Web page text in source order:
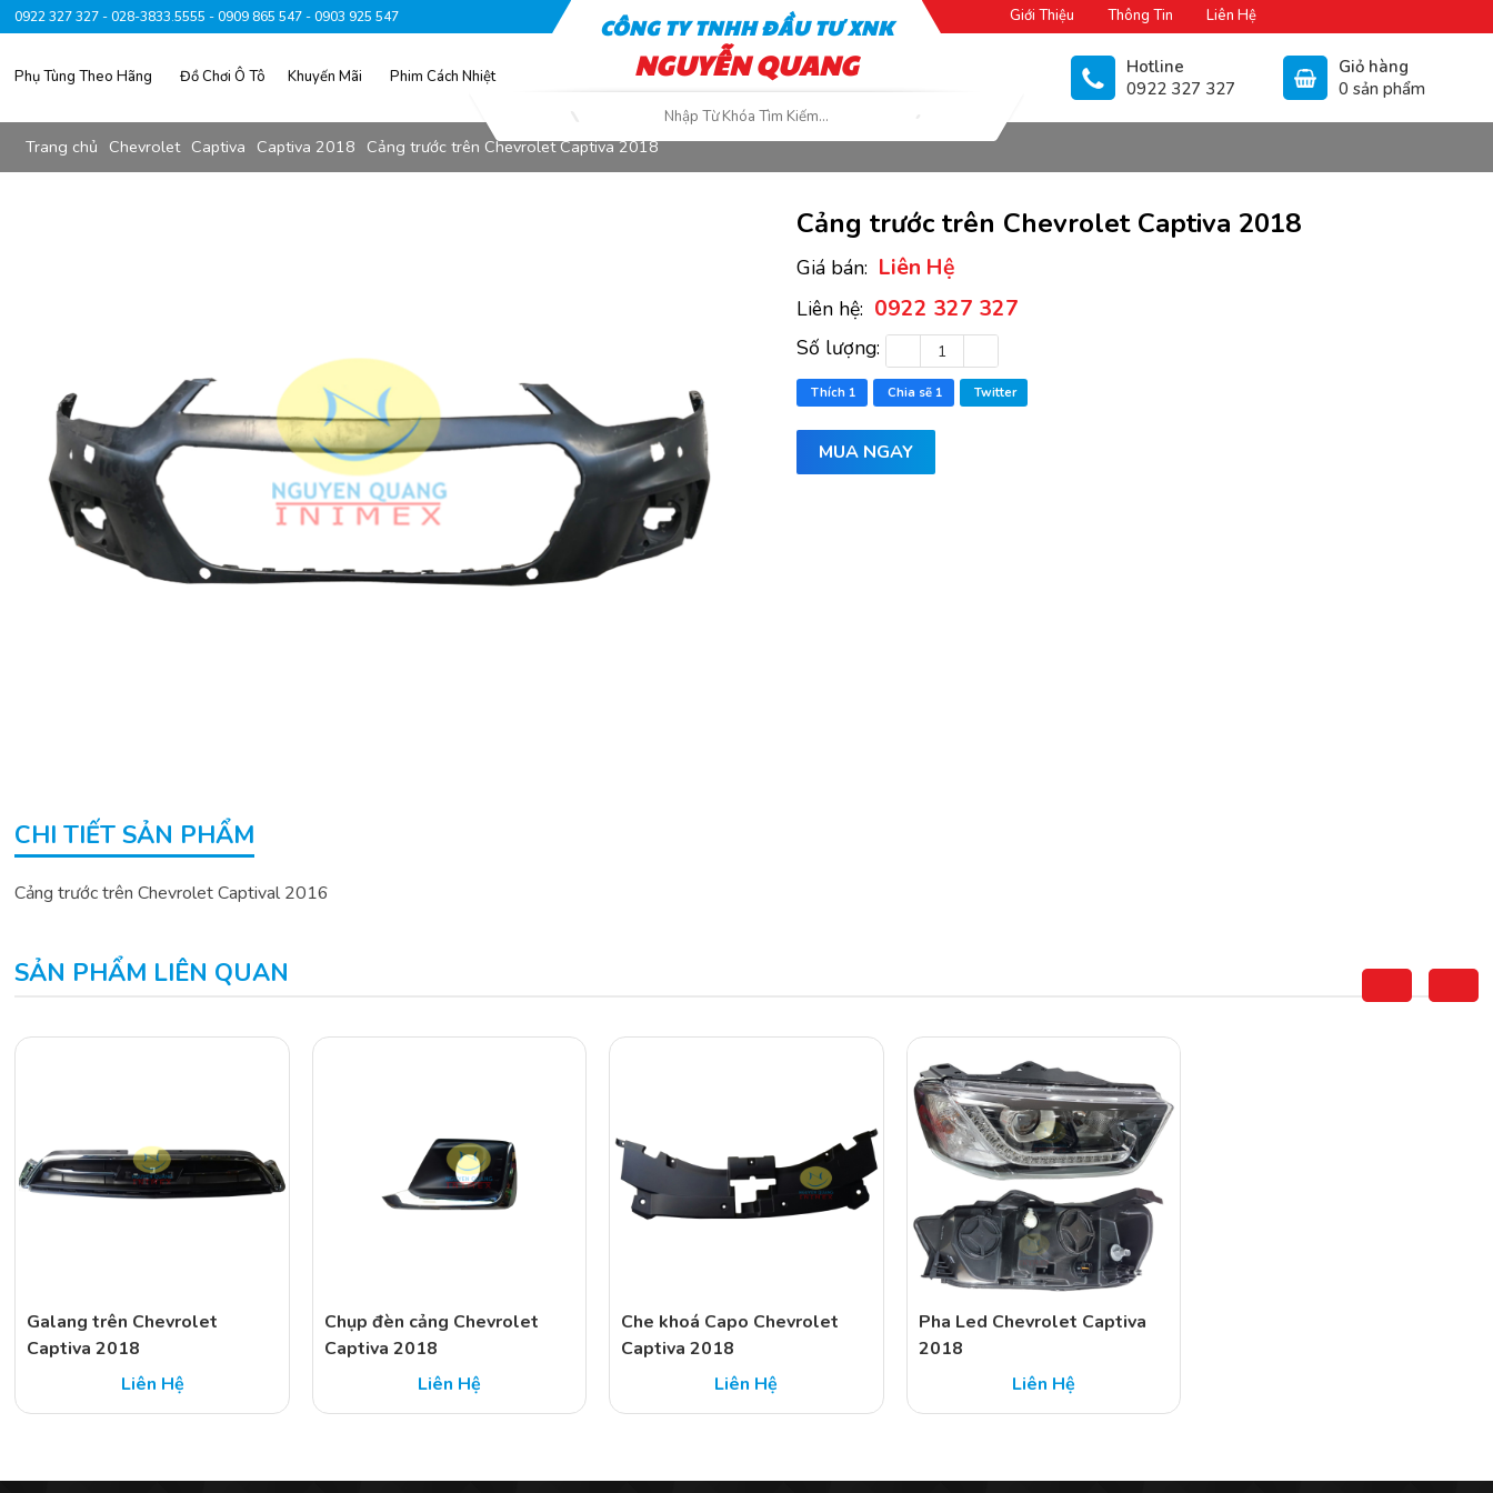
0922 327 327 - 028-3833.5555 - 0909 865 547 - 0903 925 547 Giới Thiệu Thông Tin Liên Hệ
Phụ Tùng Theo Hãng Đồ Chơi Ô Tô Khuyến Mãi Phim Cách Nhiệt
CÔNG TY TNHH ĐẦU TƯ XNK
NGUYỄN QUANG
Hotline
0922 327 327
Giỏ hàng
0 sản phẩm
Trang chủ Chevrolet Captiva Captiva 2018 Cảng trước trên Chevrolet Captiva 2018
Cảng trước trên Chevrolet Captiva 2018
Giá bán: Liên Hệ
Liên hệ: 0922 327 327
Số lượng:
Thích 1 Chia sẽ 1 Twitter
MUA NGAY
CHI TIẾT SẢN PHẨM
Cảng trước trên Chevrolet Captival 2016
SẢN PHẨM LIÊN QUAN
Galang trên Chevrolet
Captiva 2018
Liên Hệ
Chụp đèn cảng Chevrolet
Captiva 2018
Liên Hệ
Che khoá Capo Chevrolet
Captiva 2018
Liên Hệ
Pha Led Chevrolet Captiva
2018
Liên Hệ